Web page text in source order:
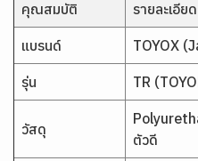
คุณสมบัติ รายละเอียด
แบรนด์ TOYOX
รุ่น TR
วัสดุ
ตัวดี